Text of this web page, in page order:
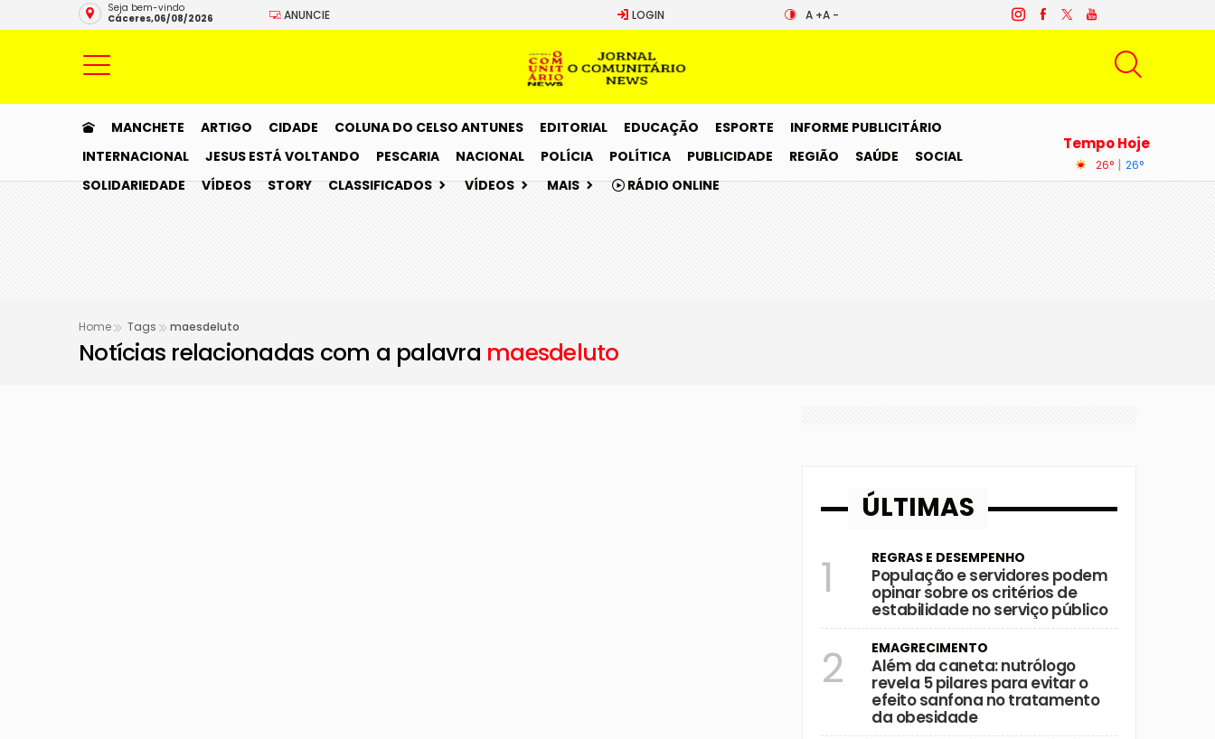
Seja bem-vindo
Cáceres,06/08/2026
ANUNCIE LOGIN A +A -
MANCHETE ARTIGO CIDADE COLUNA DO CELSO ANTUNES EDITORIAL EDUCAÇÃO ESPORTE
INFORME PUBLICITÁRIO
INTERNACIONAL
JESUS ESTÁ VOLTANDO PESCARIA NACIONAL POLÍCIA POLÍTICA PUBLICIDADE REGIÃO SAÚDE
SOCIAL
SOLIDARIEDADE
VÍDEOS STORY CLASSIFICADOS VÍDEOS MAIS RÁDIO ONLINE
Tempo Hoje
26° | 26°
Home Tags maesdeluto
Notícias relacionadas com a palavra maesdeluto
ÚLTIMAS
1 REGRAS E DESEMPENHO
População e servidores podem
opinar sobre os critérios de
estabilidade no serviço público
2 EMAGRECIMENTO
Além da caneta: nutrólogo
revela 5 pilares para evitar o
efeito sanfona no tratamento
da obesidade